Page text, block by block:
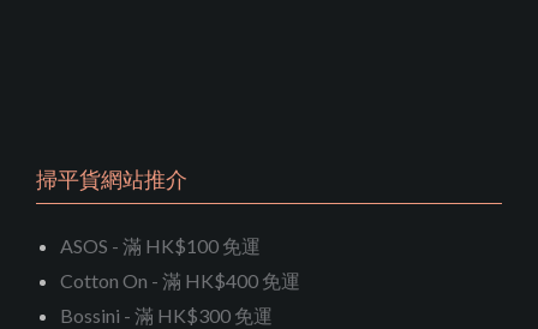
掃平貨網站推介
ASOS - 滿 HK$100 免運
Cotton On - 滿 HK$400 免運
Bossini - 滿 HK$300 免運